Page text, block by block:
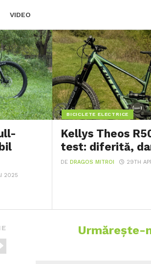
VIDEO
2025
BICICLETE ELECTRICE
Kellys Theos
test: diferită,
DEDRAGOS MITROI 29TH
Urmărește-